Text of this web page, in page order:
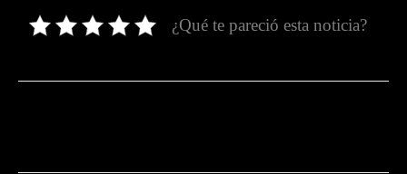
¿Qué te pareció esta noticia?